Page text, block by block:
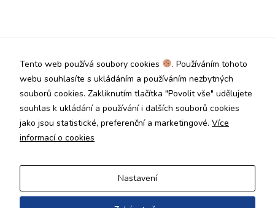
Tento web používá soubory cookies
. Používáním tohoto
webu souhlasíte s ukládáním a používáním nezbytných
souborů cookies. Zakliknutím tlačítka "Povolit vše" udělujete
souhlas k ukládání a používání i dalších souborů cookies
jako jsou statistické, preferenční a marketingové. Více
informací o cookies
Nastavení